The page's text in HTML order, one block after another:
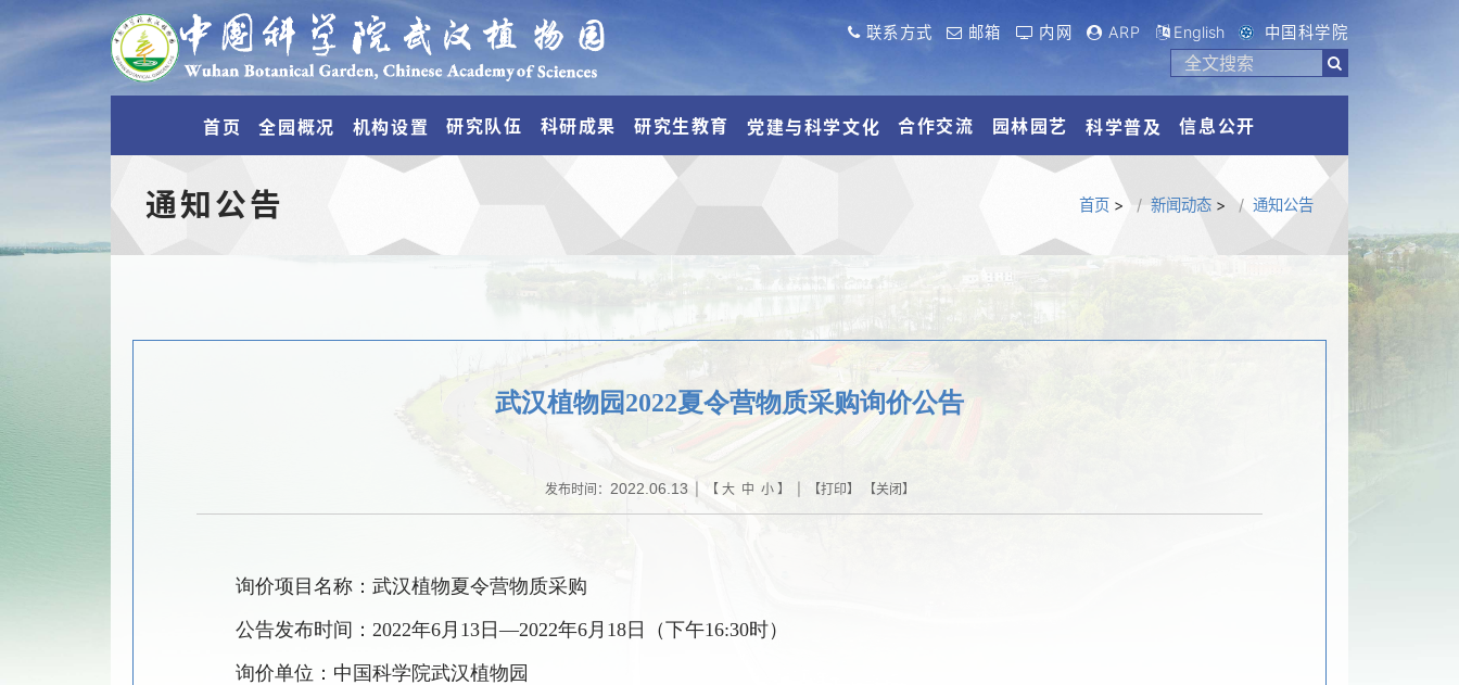
联系方式 邮箱 内网 ARP English 中国科学院
首页 全园概况 机构设置 研究队伍 科研成果 研究生教育 党建与科学文化 合作交流 园林园艺 科学普及 信息公开
通知公告 首页> 新闻动态> 通知公告
武汉植物园2022夏令营物质采购询价公告
发布时间： 2022.06.13| 【 大 中 小】 | 【打印】 【关闭】
询价项目名称：武汉植物夏令营物质采购
公告发布时间： 2022年6月13日—2022年6月18日（下午16:30时）
询价单位：中国科学院武汉植物园